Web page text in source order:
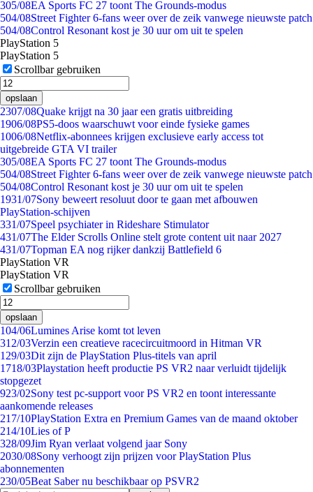
305/08EA Sports FC 27 toont The Grounds-modus
504/08Street Fighter 6-fans weer over de zeik vanwege nieuwste patch
504/08Control Resonant kost je 30 uur om uit te spelen
PlayStation 5
PlayStation 5
Scrollbar gebruiken
opslaan
2307/08Quake krijgt na 30 jaar een gratis uitbreiding
1906/08PS5-doos waarschuwt voor einde fysieke games
1006/08Netflix-abonnees krijgen exclusieve early access tot
uitgebreide GTA VI trailer
305/08EA Sports FC 27 toont The Grounds-modus
504/08Street Fighter 6-fans weer over de zeik vanwege nieuwste patch
504/08Control Resonant kost je 30 uur om uit te spelen
1931/07Sony beweert resoluut door te gaan met afbouwen
PlayStation-schijven
331/07Speel psychiater in Rideshare Stimulator
431/07The Elder Scrolls Online stelt grote content uit naar 2027
431/07Topman EA nog rijker dankzij Battlefield 6
PlayStation VR
PlayStation VR
Scrollbar gebruiken
opslaan
104/06Lumines Arise komt tot leven
312/03Verzin een creatieve racecircuitmoord in Hitman VR
1 29/03Dit zijn de PlayStation Plus-titels van april
1718/03Playstation heeft productie PS VR2 naar verluidt tijdelijk
stopgezet
923/02Sony test pc-support voor PS VR2 en toont interessante
aankomende releases
217/10PlayStation Extra en Premium Games van de maand oktober
214/10Lies of P
328/09Jim Ryan verlaat volgend jaar Sony
2030/08Sony verhoogt zijn prijzen voor PlayStation Plus
abonnementen
230/05Beat Saber nu beschikbaar op PSVR2